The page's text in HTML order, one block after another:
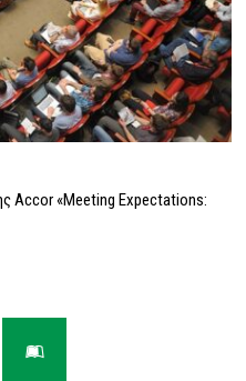
Accor «Meeting Expectations: